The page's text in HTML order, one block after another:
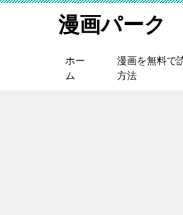
漫画パーク
ホー
ム
漫画を無料で
方法